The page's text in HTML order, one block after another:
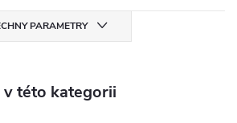
PARAMETRY
této kategorii